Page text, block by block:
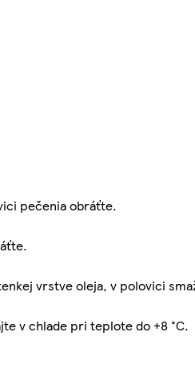
pečenia obráťte.
vrstve oleja, v polovici
v chlade pri teplote do +8 °C.